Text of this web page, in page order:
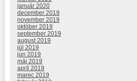
január 2020
december 2019
november 2019
október 2019
september 2019
august 2019
júl 2019
jún 2019
máj 2019
apríl 2019
marec 2019